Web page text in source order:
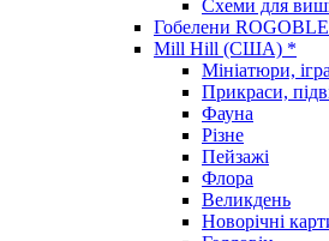
Схеми для
Гобелени
Mill Hill (США) *
Мініатюри,
Прикраси,
Фауна
Різне
Пейзажі
Флора
Великдень
Новорічні